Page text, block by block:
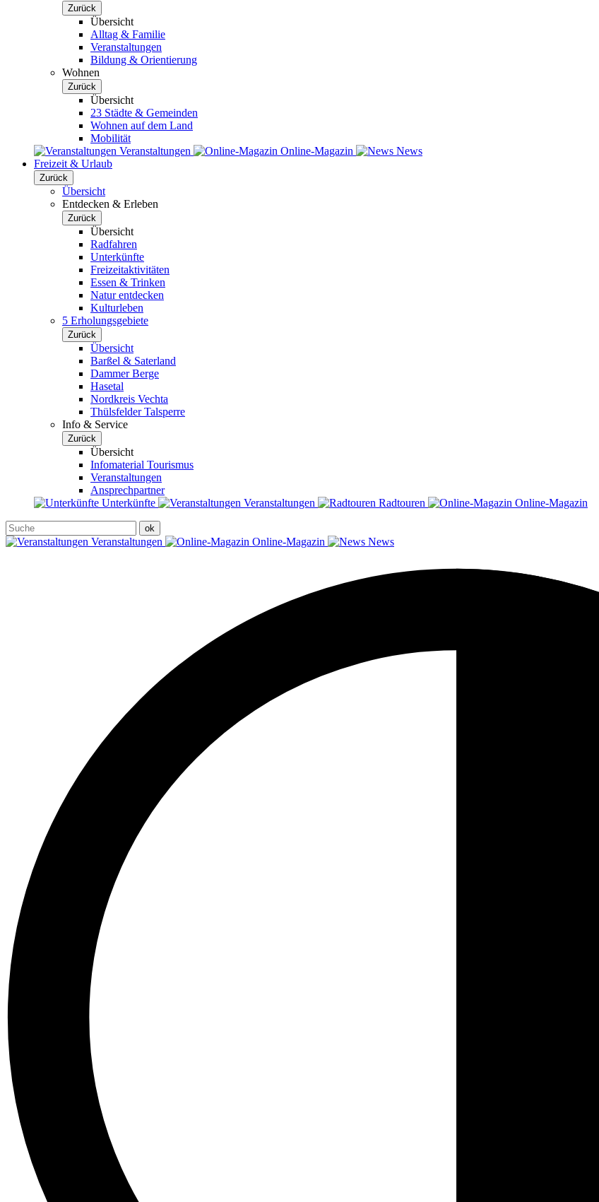
Zurück
Übersicht
Alltag & Familie
Veranstaltungen
Bildung & Orientierung
Wohnen
Zurück
Übersicht
23 Städte & Gemeinden
Wohnen auf dem Land
Mobilität
Veranstaltungen
Online-Magazin
News
Freizeit & Urlaub
Zurück
Übersicht
Entdecken & Erleben
Zurück
Übersicht
Radfahren
Unterkünfte
Freizeitaktivitäten
Essen & Trinken
Natur entdecken
Kulturleben
5 Erholungsgebiete
Zurück
Übersicht
Barßel & Saterland
Dammer Berge
Hasetal
Nordkreis Vechta
Thülsfelder Talsperre
Info & Service
Zurück
Übersicht
Infomaterial Tourismus
Veranstaltungen
Ansprechpartner
Unterkünfte
Veranstaltungen Radtouren Online-Magazin
Veranstaltungen Online-Magazin News